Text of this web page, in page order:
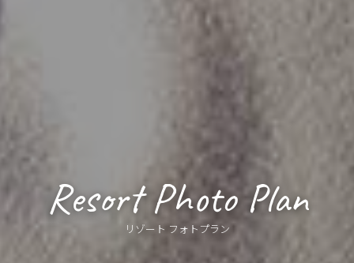
Resort Photo Plan
リゾート フォトプラン